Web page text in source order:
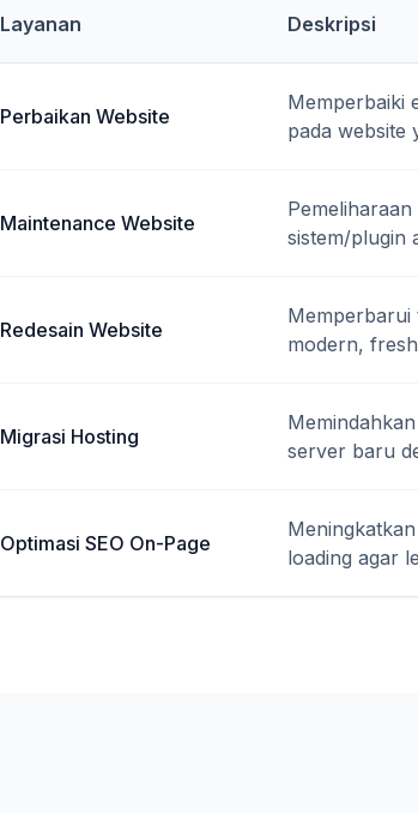
Layanan Deskripsi
Perbaikan Website
Memperbaiki
pada website
Maintenance Website
sistem/plugin
Redesain Website
Memperbarui
modern,
Migrasi Hosting
server baru
Optimasi SEO On-Page
loading agar